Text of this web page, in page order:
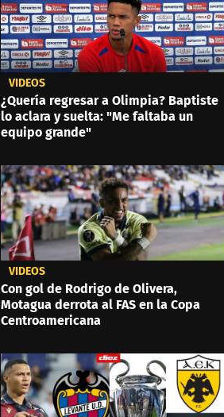
VIDEOS
¿Quería regresar a Olimpia? Baptiste
lo aclara y suelta: "Me faltaba un
equipo grande"
VIDEOS
Con gol de Rodrigo de Olivera,
Motagua derrota al FAS en la Copa
Centroamericana